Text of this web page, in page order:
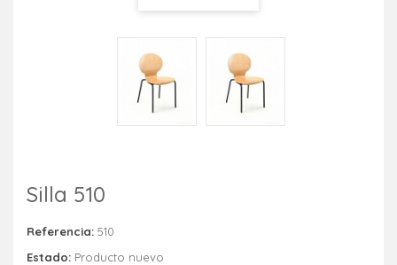
Silla 510
Referencia: 510
Estado: Producto nuevo